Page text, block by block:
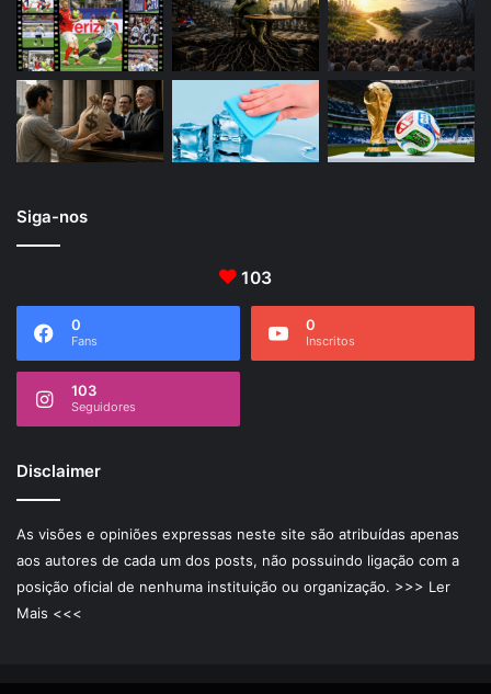
Siga-nos
103
0
Fans
0
Inscritos
103
Seguidores
Disclaimer
As visões e opiniões expressas neste site são atribuídas apenas
aos autores de cada um dos posts, não possuindo ligação com a
posição oficial de nenhuma instituição ou organização. >>> Ler
Mais <<<